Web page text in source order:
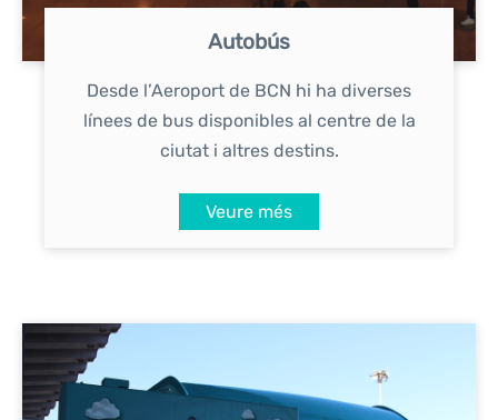
Autobús
Desde l’Aeroport de BCN hi ha diverses
línees de bus disponibles al centre de la
ciutat i altres destins.
Veure més